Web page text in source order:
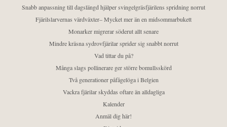
Snabb anpassning till dagslängd hjälper svingelgräsfjärilens spridning norrut
Fjärilslarvernas värdväxter– Mycket mer än en midsommarbukett
Monarker migrerar söderut allt senare
Mindre kräsna sydrovfjärilar sprider sig snabbt norrut
Vad tittar du på?
Många slags pollinerare ger större bomullsskörd
Två generationer påfågelöga i Belgien
Vackra fjärilar skyddas oftare än alldagliga
Kalender
Anmäl dig här!